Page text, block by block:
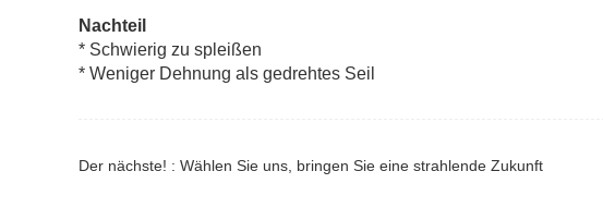
Nachteil
* Schwierig zu spleißen
* Weniger Dehnung als gedrehtes Seil
Der nächste! : Wählen Sie uns, bringen Sie eine strahlende Zukunft